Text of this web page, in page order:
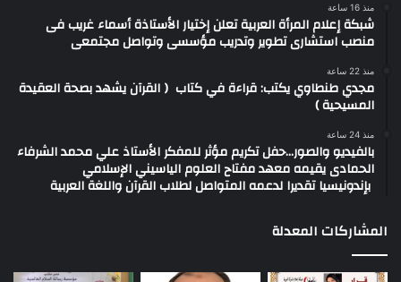
منذ 16 ساعة
شبكة إعلام المرأة العربية تعلن إختيار الأستاذة أسماء غريب فى
منصب استشارى تطوير وتدريب مؤسسى وتواصل مجتمعى
منذ 22 ساعة
مجدي طنطاوي يكتب: قراءة في كتاب ( القرآن يشهد بصحة العقيدة
المسيحية )
منذ 24 ساعة
بالفيديو والصور…حفل تكريم مؤثر للمفكر الأستاذ علي محمد الشرفاء
الحمادى يقيمه معهد مفتاح العلوم الياسيني الإسلامي
بإندونيسيا تقديرا لدعمه المتواصل لطلاب القرآن واللغة العربية
المشاركات المعدلة